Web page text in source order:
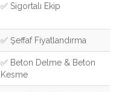
✅ Sigortalı Ekip
✅ Şeffaf Fiyatlandırma
✅ Beton Delme & Beton
Kesme